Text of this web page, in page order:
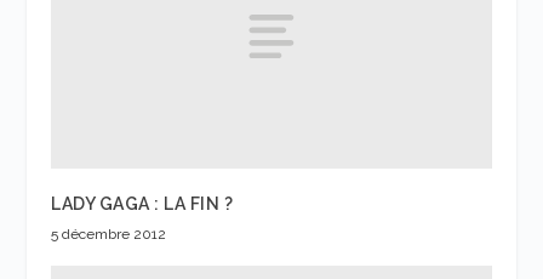
LADY GAGA : LA FIN ?
5 décembre 2012